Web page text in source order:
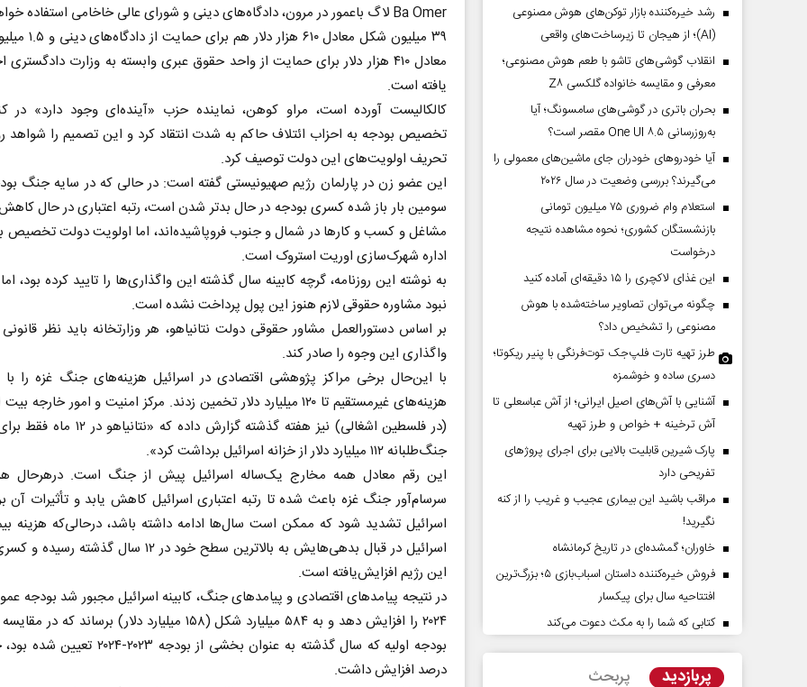
Ba Omer لاگ باعمور در مرون، دادگاه‌های دینی و شورای عالی خاخامی استفاده خواهد شد.
۳۹ میلیون شکل معادل ۶۱۰
معادل ۴۱۰ هزار دلار برای حمایت از واحد حقوق عبری وابسته به وزارت
یافته است.
کالکالیست آورده است، مراو کوهن، نماینده حزب «آینده‌ای وجود دارد» در
تخصیص بودجه به احزاب ائتلاف حاکم به شدت انتقاد کرد و این تصمیم را شواهد
تحریف اولویت‌های این دولت توصیف کرد.
این عضو زن در پارلمان رژیم صهیونیستی گفته است: در حالی که در سایه جنگ
سومین بار باز شده کسری بودجه در حال بدتر شدن است، رتبه اعتباری در حال
مشاغل و کسب و کار‌ها در شمال و جنوب فروپاشیده‌اند، اما اولویت دولت تخصیص
اداره شهرک‌سازی اوریت استروک است.
به نوشته این روزنامه، گرچه کابینه سال گذشته این واگذاری‌ها را تایید کرده بود،
نبود مشاوره حقوقی لازم هنوز این پول پرداخت نشده است.
بر اساس دستورالعمل مشاور حقوقی دولت نتانیاهو، هر وزارتخانه باید نظر
واگذاری این وجوه را صادر کند.
با این‌حال برخی مراکز پژوهشی اقتصادی در اسرائیل هزینه‌های جنگ غزه را
هزینه‌های غیرمستقیم تا ۱۲۰ میلیارد دلار تخمین زدند. مرکز امنیت و امور
(در فلسطین اشغالی) نیز هفته گذشته گزارش داده که
جنگ‌طلبانه ۱۱۲ میلیارد دلار از خزانه اسرائیل برداشت کرد».
این رقم معادل همه مخارج یک‌ساله اسرائیل پیش از جنگ است. درهرحال
سرسام‌آور جنگ غزه باعث شده تا رتبه اعتباری اسرائیل کاهش یابد و تأثیرات آن
اسرائیل تشدید شود که ممکن است سال‌ها ادامه داشته باشد، درحالی‌که هزینه
اسرائیل در قبال بدهی‌هایش به بالاترین سطح خود در ۱۲ سال
این رژیم افزایش‌یافته است.
در نتیجه پیامد‌های اقتصادی و پیامد‌های جنگ، کابینه اسرائیل مجبور شد بودجه
۲۰۲۴ را افزایش دهد و به ۵۸۴ میلیارد شکل (۱۵۸ میلیارد دلار) برساند
درصد افزایش داشت.
رشد خیره‌کننده بازار توکن‌های هوش مصنوعی
(AI)؛ از هیجان تا زیرساخت‌های واقعی
انقلاب گوشی‌های تاشو‌ با طعم هوش مصنوعی؛
معرفی و مقایسه خانواده گلکسی Z۸
بحران باتری در گوشی‌های سامسونگ؛ آیا
به‌روزرسانی One UI ۸.۵ مقصر است؟
آیا خودروهای خودران جای ماشین‌های معمولی را
می‌گیرند؟ بررسی وضعیت در سال ۲۰۲۶
استعلام وام ضروری ۷۵ میلیون تومانی
بازنشستگان کشوری؛ نحوه مشاهده نتیجه
درخواست
این غذای لاکچری را ۱۵ دقیقه‌ای آماده کنید
چگونه می‌توان تصاویر ساخته‌شده با هوش
مصنوعی را تشخیص داد؟
طرز تهیه تارت فلپ‌جک توت‌فرنگی با پنیر ریکوتا؛
دسری ساده و خوشمزه
آشنایی با آش‌های اصیل ایرانی؛ از آش عباسعلی تا
آش ترخینه + خواص و طرز تهیه
پارک شیرین قابلیت‌ بالایی برای اجرای پروژهای
تفریحی دارد
مراقب باشید این بیماری عجیب و غریب را از کنه
نگیرید!
خاوران؛ گمشده‌ای در تاریخ کرمانشاه
فروش خیره‌کننده داستان اسباب‌بازی ۵؛ بزرگ‌ترین
افتتاحیه سال برای پیکسار
کتابی که شما را به مکث دعوت می‌کند
پربازدید پربحث
پشت‌پرده تهدیدات کوتاه‏‌مدت و
ادعا‌های خلاف واقع آمریکا
- تحلیلگر مسائل سیاسی
اربعین نماد مقاومت در برابر
رحمت‌الله نوروزی - عضو کمیسیون اجتماعی
از باتلاق انرژی تا بن‌بست ترامپ
رضا سپهوند - سخنگوی کمیسیون انرژی مجلس